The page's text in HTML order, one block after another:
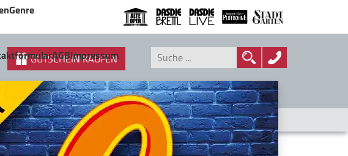
Genre
AGBImpressum
GUTSCHEIN KAUFEN